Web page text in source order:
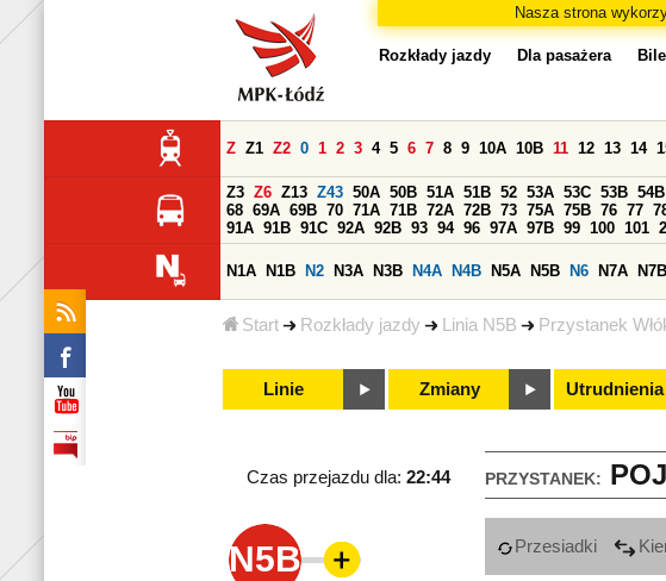
Nasza strona
Start Rozkłady jazdy Linia N5B Przystanek
Rozkłady jazdy Dla pasażera
Z Z1 Z2 0 1 2 3 4 5 6 7 8 9 10A 10B 11 12 13 14
Z3 Z6 Z13 Z43 50A 50B 51A 51B 52 53A 53C 53B 54B
68 69A 69B 70 71A 71B 72A 72B 73 75A 75B 76 77
91A 91B 91C 92A 92B 93 94 96 97A 97B 99 100 101
N1A N1B N2 N3A N3B N4A N4B N5A N5B N6 N7A N7B
Linie Zmiany Utrudnienia
PRZYSTANEK:
Czas przejazdu dla: 22:44
N5B Przesiadki